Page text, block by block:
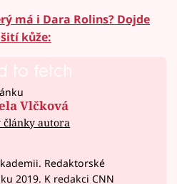
má i Dara Rolins? Dojde
kůže:
to fetch
Vlčková
články autora
Redaktorské
2019. K redakci CNN